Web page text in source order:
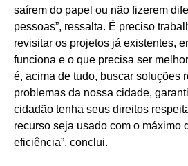
saírem do papel ou não fizerem
pessoas”, ressalta. É preciso
revisitar os projetos já existentes,
funciona e o que precisa ser
é, acima de tudo, buscar soluções
problemas da nossa cidade,
cidadão tenha seus direitos
recurso seja usado com o máximo
eficiência”, conclui.